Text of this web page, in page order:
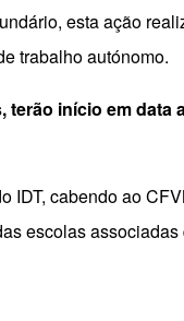
esta ação
trabalho autónomo.
terão início em
IDT, cabendo ao
escolas